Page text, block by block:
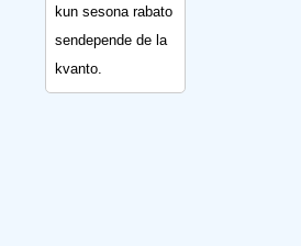
kun sesona rabato
sendepende de la
kvanto.